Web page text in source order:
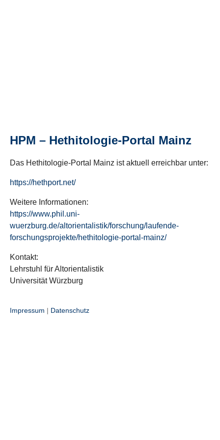
HPM – Hethitologie-Portal Mainz
Das Hethitologie-Portal Mainz ist aktuell erreichbar unter:
https://hethport.net/
Weitere Informationen:
https://www.phil.uni-
wuerzburg.de/altorientalistik/forschung/laufende-
forschungsprojekte/hethitologie-portal-mainz/
Kontakt:
Lehrstuhl für Altorientalistik
Universität Würzburg
Impressum | Datenschutz